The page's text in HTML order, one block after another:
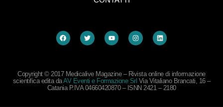
Copyright © 2017 Medicalive Magazine – Rivista online di informazione
scientifica edita daAV Eventi e Formazione Srl Via Vitaliano Brancati, 16 –
Catania P.IVA 04660420870 – ISNN 2421 – 2180